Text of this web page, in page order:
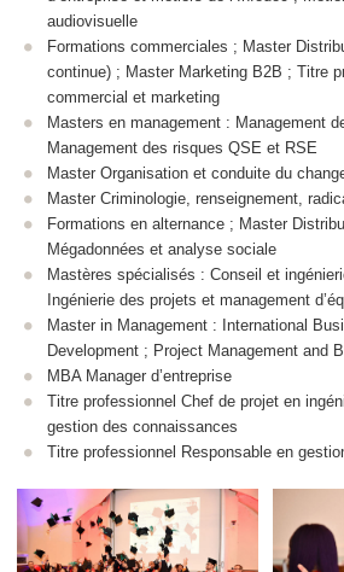
audiovisuelle
Formations commerciales ; Master
continue) ; Master Marketing B2B ; Titre
commercial et marketing
Masters en management : Management
Management des risques QSE et RSE
Master Organisation et conduite du
Master Criminologie, renseignement,
Formations en alternance ; Master
Mégadonnées et analyse sociale
Mastères spécialisés : Conseil et
Ingénierie des projets et management
Master in Management : International
Development ; Project Management and
MBA Manager d’entreprise
Titre professionnel Chef de projet en
gestion des connaissances
Titre professionnel Responsable en